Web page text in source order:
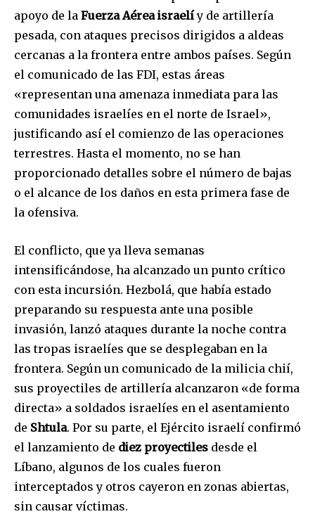
apoyo de la Fuerza Aérea israelíy de artillería
pesada, con ataques precisos dirigidos a aldeas
cercanas a la frontera entre ambos países. Según
el comunicado de las FDI, estas áreas
«representan una amenaza inmediata para las
comunidades israelíes en el norte de Israel»,
justificando así el comienzo de las operaciones
terrestres. Hasta el momento, no se han
proporcionado detalles sobre el número de bajas
o el alcance de los daños en esta primera fase de
la ofensiva.
El conflicto, que ya lleva semanas
intensificándose, ha alcanzado un punto crítico
con esta incursión. Hezbolá, que había estado
preparando su respuesta ante una posible
invasión, lanzó ataques durante la noche contra
las tropas israelíes que se desplegaban en la
frontera. Según un comunicado de la milicia chií,
sus proyectiles de artillería alcanzaron «de forma
directa» a soldados israelíes en el asentamiento
de Shtula. Por su parte, el Ejército israelí confirmó
el lanzamiento de diez proyectiles desde el
Líbano, algunos de los cuales fueron
interceptados y otros cayeron en zonas abiertas,
sin causar víctimas.